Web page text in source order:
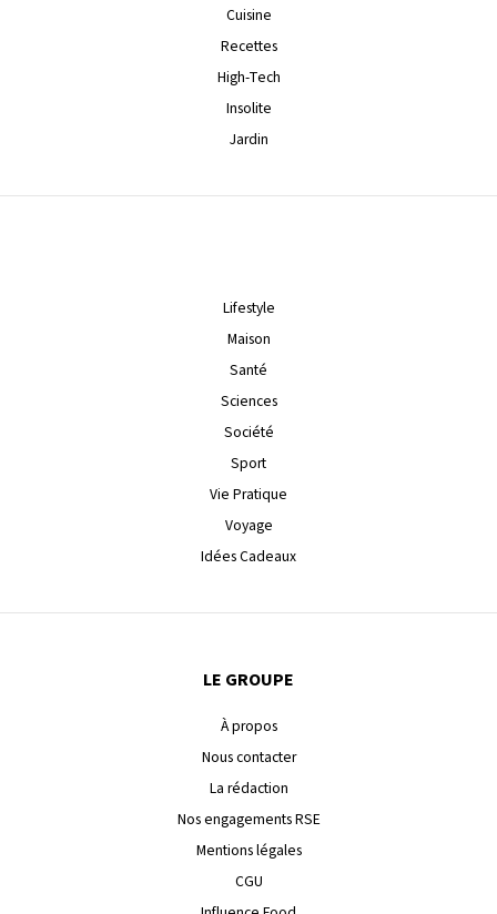
Cuisine
Recettes
High-Tech
Insolite
Jardin
Lifestyle
Maison
Santé
Sciences
Société
Sport
Vie Pratique
Voyage
Idées Cadeaux
LE GROUPE
À propos
Nous contacter
La rédaction
Nos engagements RSE
Mentions légales
CGU